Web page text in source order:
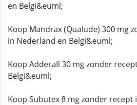
en Belgi&euml;
Koop Mandrax (Qualude) 300 mg
in Nederland en Belgi&euml;
Koop Adderall 30 mg zonder
Belgi&euml;
Koop Subutex 8 mg zonder recept